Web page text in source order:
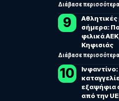
Διάβασε περισσότερα
σήμερα:
φιλικά
Κηφισιάς
Διάβασε περισσότερα
εξαψήφια
από την